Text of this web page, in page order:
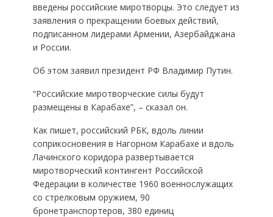
введены российские миротворцы. Это следует из
заявления о прекращении боевых действий,
подписанном лидерами Армении, Азербайджана
и России.
Об этом заявил президент РФ Владимир Путин.
“Российские миротворческие силы будут
размещены в Карабахе”, – сказал он.
Как пишет, российский РБК, вдоль линии
соприкосновения в Нагорном Карабахе и вдоль
Лачинского коридора развертывается
миротворческий контингент Российской
Федерации в количестве 1960 военнослужащих
со стрелковым оружием, 90
бронетранспортеров, 380 единиц